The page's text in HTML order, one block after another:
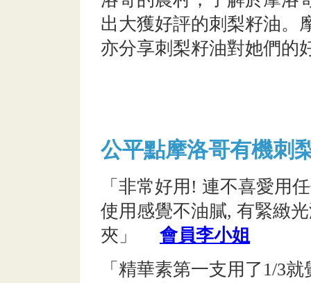
出大獲好評的刺梨籽油。
亦分享刺梨籽油對她們的
公平點摩洛哥有機刺
「非常好用! 連不喜愛用
使用感覺不油膩, 有緊緻
夾」 會員李小姐
「精華素第一支用了1/3